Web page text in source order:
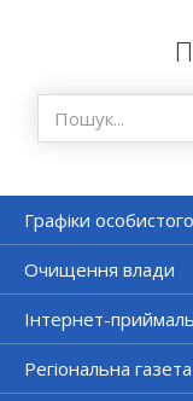
Графіки
Очищення влади
Інтернет-
Регіональна